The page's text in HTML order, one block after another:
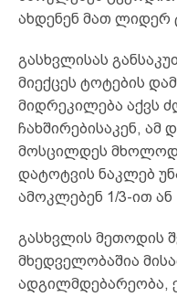
ახდენენ მათ ლიდერ
გასხვლისას
მიექცეს ტოტების
მიდრეკილება აქვს
ჩახშირებისაკენ, ამ
მოსცილდეს მხოლოდ
დატოტვის ნაკლებ
ამოკლებენ 1/3-ით ან
გასხვლის მეთოდის
მხედველობაშია
ადგილმდებარეობა,